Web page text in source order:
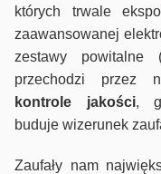
których trwale
zaawansowanej
zestawy powitalne
przechodzi przez
kontrole jakości,
buduje wizerunek
Zaufały nam